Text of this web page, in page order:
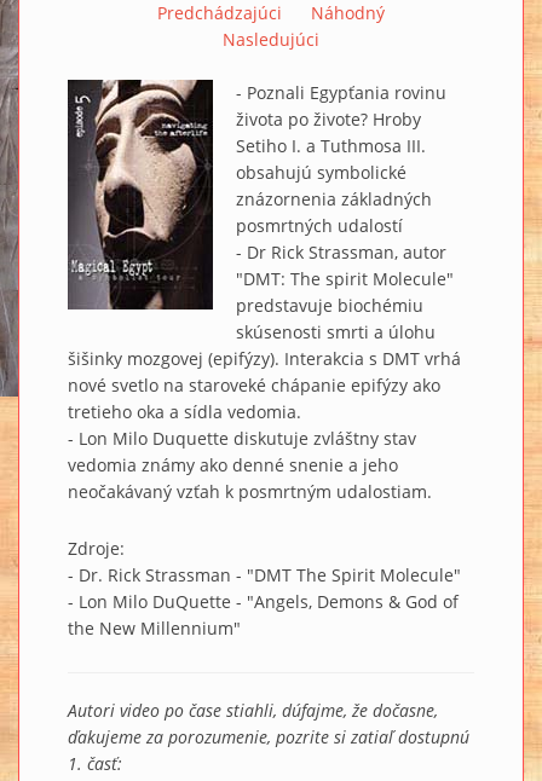
Predchádzajúci
Náhodný
Nasledujúci
- Poznali Egypťania rovinu
života po živote? Hroby
Setiho I. a Tuthmosa III.
obsahujú symbolické
znázornenia základných
posmrtných udalostí
- Dr Rick Strassman, autor
"DMT: The spirit Molecule"
predstavuje biochémiu
skúsenosti smrti a úlohu
šišinky mozgovej (epifýzy). Interakcia s DMT vrhá
nové svetlo na staroveké chápanie epifýzy ako
tretieho oka a sídla vedomia.
- Lon Milo Duquette diskutuje zvláštny stav
vedomia známy ako denné snenie a jeho
neočakávaný vzťah k posmrtným udalostiam.
Zdroje:
- Dr. Rick Strassman - "DMT The Spirit Molecule"
- Lon Milo DuQuette - "Angels, Demons & God of
the New Millennium"
Autori video po čase stiahli, dúfajme, že dočasne,
ďakujeme za porozumenie, pozrite si zatiaľ dostupnú
1. časť: